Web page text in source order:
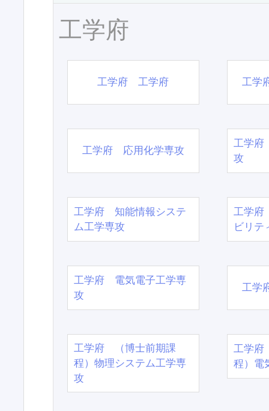
工学府
工学府 工学府 工学
工学府 応用化学専攻
工学府
攻
工学府 知能情報システ
ム工学専攻
工学府
ビリテ
工学府 電気電子工学専
攻
工学
工学府 （博士前期課
程）物理システム工学専
攻
工学
程）電